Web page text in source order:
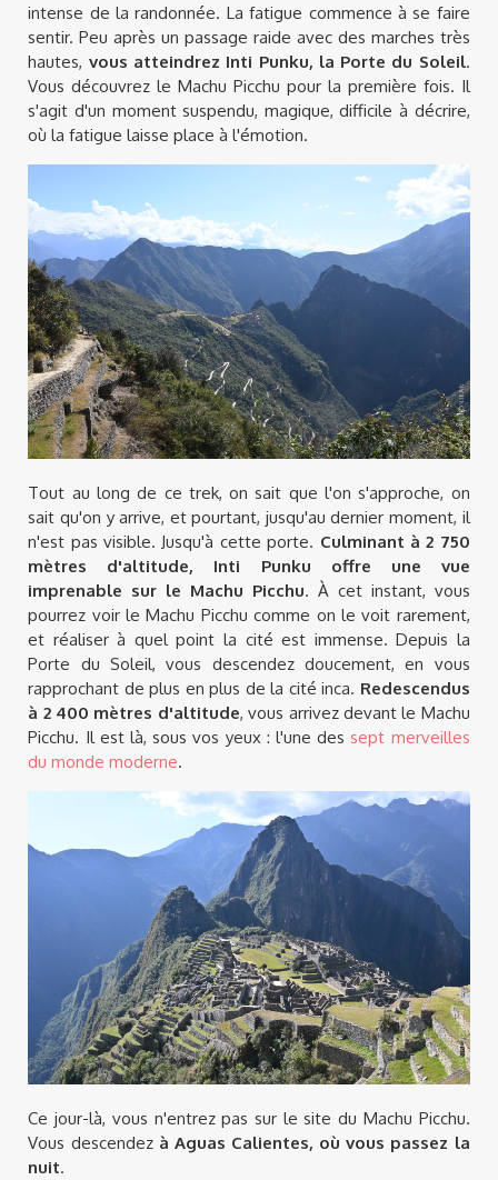
intense de la randonnée. La fatigue commence à se faire
sentir. Peu après un passage raide avec des marches très
hautes, vous atteindrez Inti Punku, la Porte du Soleil.
Vous découvrez le Machu Picchu pour la première fois. Il
s'agit d'un moment suspendu, magique, difficile à décrire,
où la fatigue laisse place à l'émotion.
Tout au long de ce trek, on sait que l'on s'approche, on
sait qu'on y arrive, et pourtant, jusqu'au dernier moment, il
n'est pas visible. Jusqu'à cette porte. Culminant à 2 750
mètres d'altitude, Inti Punku offre une vue
imprenable sur le Machu Picchu. À cet instant, vous
pourrez voir le Machu Picchu comme on le voit rarement,
et réaliser à quel point la cité est immense. Depuis la
Porte du Soleil, vous descendez doucement, en vous
rapprochant de plus en plus de la cité inca. Redescendus
à 2 400 mètres d'altitude, vous arrivez devant le Machu
Picchu. Il est là, sous vos yeux : l'une des sept merveilles
du monde moderne.
Ce jour-là, vous n'entrez pas sur le site du Machu Picchu.
Vous descendezà Aguas Calientes, où vous passez la
nuit.